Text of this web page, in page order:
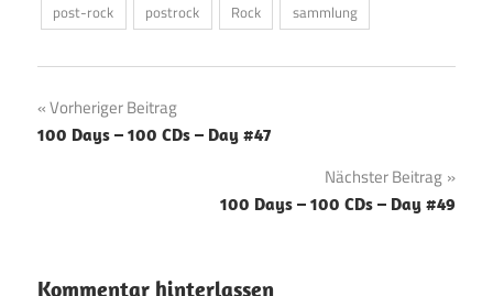
post-rock
postrock Rock sammlung
Beitragsnavigation
Vorheriger Beitrag
100 Days – 100 CDs – Day #47
Nächster Beitrag
100 Days – 100 CDs – Day #49
Kommentar hinterlassen